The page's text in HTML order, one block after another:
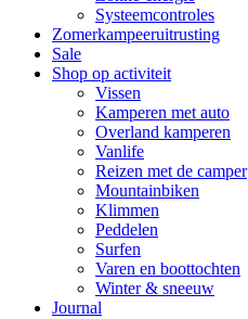
Systeemcontroles
Zomerkampeeruitrusting
Sale
Shop op activiteit
Vissen
Kamperen met auto
Overland kamperen
Vanlife
Reizen met de camper
Mountainbiken
Klimmen
Peddelen
Surfen
Varen en boottochten
Winter & sneeuw
Journal